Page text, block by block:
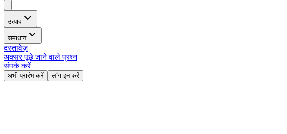
उत्पाद
समाधान
दस्तावेज़
अक्सर पूछे जाने वाले प्रश्न
संपर्क करें
अभी प्रारंभ करें लॉग इन करें